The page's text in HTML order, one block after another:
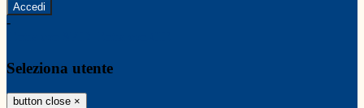
-
Seleziona utente
button close ×